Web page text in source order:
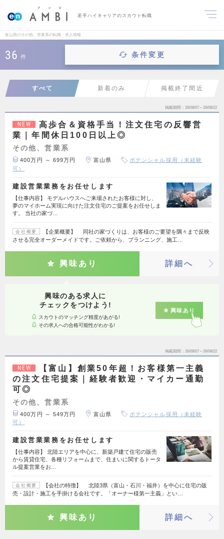
若手ハイキャリアのスカウト転職
富山県のその他、営業系の転職・求人情報
36 件 条件変更
すべて 新着のみ 掲載終了間近
掲載期間 26/08/07～26/08/22
NEW
高歩合＆資格手当！注文住宅の反響営
業｜年間休日100日以上◎
その他、営業系
400万円 ～ 699万円 富山県
ポテンシャル採用（未経験
可）
建設営業業務をお任せします
【仕事内容】 モデルハウスへご来場されたお客様に対し、
夢のマイホーム実現に向けた注文住宅のご提案をお任せしま
す。 当社の家づ…
会社概要
【企業概要】 同社の家づくりは、お客様のご要望を隅々まで反映
させる完全オーダーメイドです。ご依頼から、プランニング、施工…
興味あり 詳細へ
興味のある求人に
チェックをつけよう!
スカウトのマッチング精度があがる!
その求人への合格可能性がわかる!
興味あり
掲載期間 26/08/07～26/08/22
NEW
【富山】創業50年超！お客様第一主義
の注文住宅提案｜経験者歓迎・マイカー通勤
可◎
その他、営業系
400万円 ～ 549万円 富山県
ポテンシャル採用（未経験
可）
建設営業業務をお任せします
【仕事内容】 北陸エリアを中心に、新築戸建て住宅の販売
から賃貸住宅、各種リフォームまで、住まいに関するトータ
ル提案営業をお…
会社概要
【会社の特徴】 北陸3県（富山・石川・福井）を中心に住宅の販
売・設計・施工を手掛ける会社です。「オーナー様第一主義」とい…
興味あり 詳細へ